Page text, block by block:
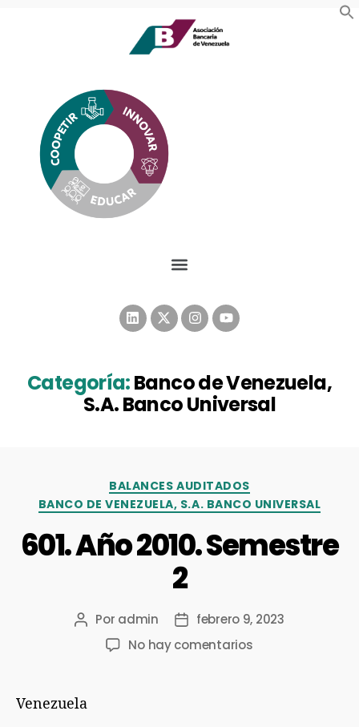
Categoría:Banco de Venezuela,
S.A. Banco Universal
BALANCES AUDITADOS
BANCO DE VENEZUELA, S.A. BANCO UNIVERSAL
601. Año 2010. Semestre
2
Por admin
febrero 9, 2023
No hay comentarios
Venezuela